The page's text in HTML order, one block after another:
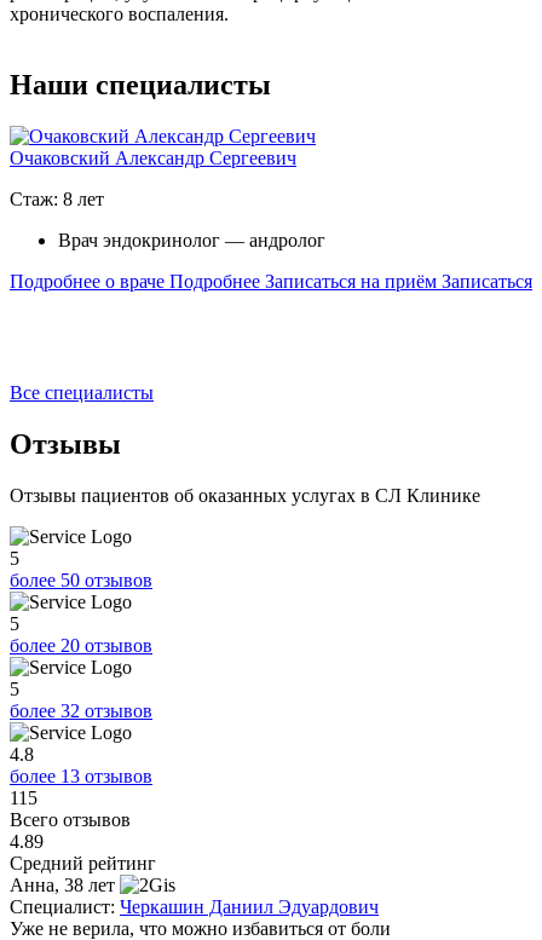
хронического воспаления.
Наши специалисты
Очаковский Александр Сергеевич
Стаж: 8 лет
Врач эндокринолог — андролог
Подробнее о враче Подробнее Записаться на приём Записаться
Все специалисты
Отзывы
Отзывы пациентов об оказанных услугах в СЛ Клинике
5
более 50 отзывов
5
более 20 отзывов
5
более 32 отзывов
4.8
более 13 отзывов
115
Всего отзывов
4.89
Средний рейтинг
Анна, 38 лет
Специалист: Черкашин Даниил Эдуардович
Уже не верила, что можно избавиться от боли